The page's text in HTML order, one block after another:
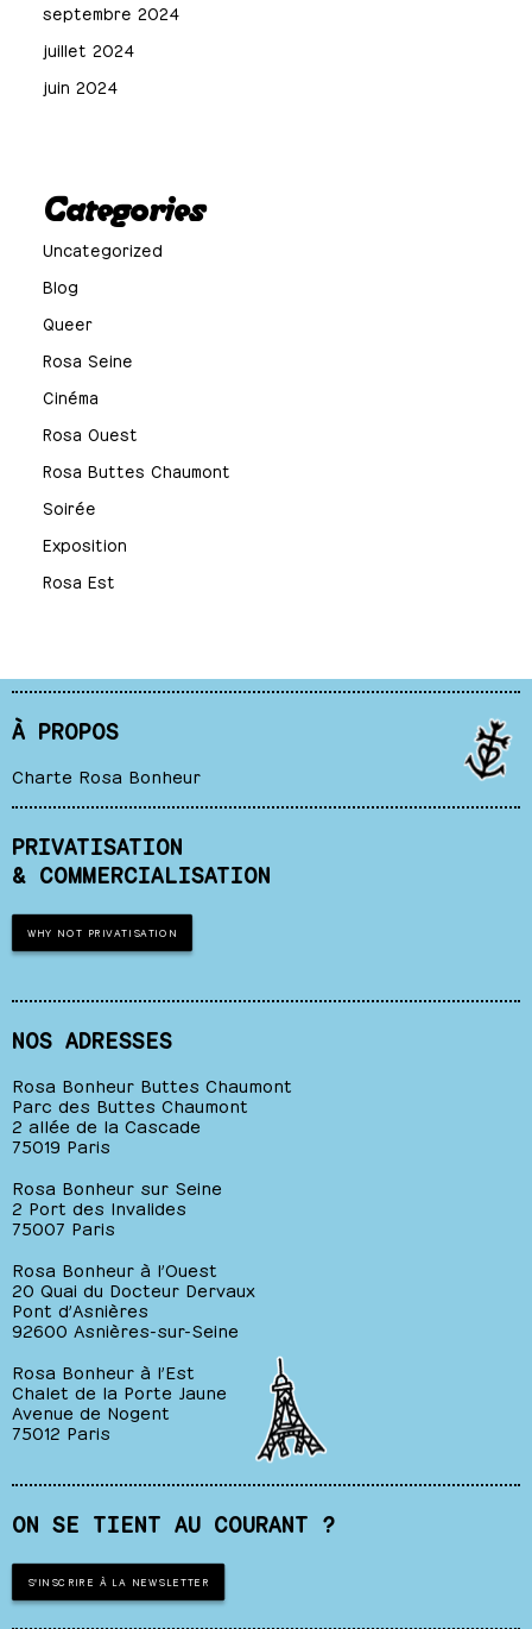
septembre 2024
juillet 2024
juin 2024
Categories
Uncategorized
Blog
Queer
Rosa Seine
Cinéma
Rosa Ouest
Rosa Buttes Chaumont
Soirée
Exposition
Rosa Est
À PROPOS
Charte Rosa Bonheur
PRIVATISATION
& COMMERCIALISATION
WHY NOT PRIVATISATION
NOS ADRESSES
Rosa Bonheur Buttes Chaumont
Parc des Buttes Chaumont
2 allée de la Cascade
75019 Paris
Rosa Bonheur sur Seine
2 Port des Invalides
75007 Paris
Rosa Bonheur à l’Ouest
20 Quai du Docteur Dervaux
Pont d’Asnières
92600 Asnières-sur-Seine
Rosa Bonheur à l’Est
Chalet de la Porte Jaune
Avenue de Nogent
75012 Paris
ON SE TIENT AU COURANT ?
S'INSCRIRE À LA NEWSLETTER